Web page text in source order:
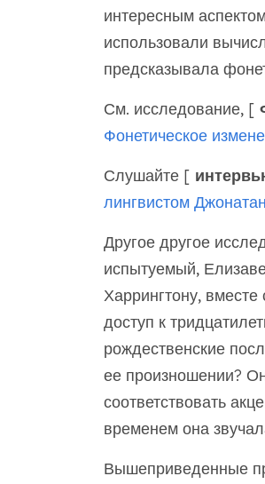
интересным
использовали
предсказывала
См. исследование, [
Фонетическое
Слушайте [
лингвистом
Другое другое
испытуемый,
Харрингтону,
доступ к
рождественские
ее произношении?
соответствовать
временем она
Вышеприведенные